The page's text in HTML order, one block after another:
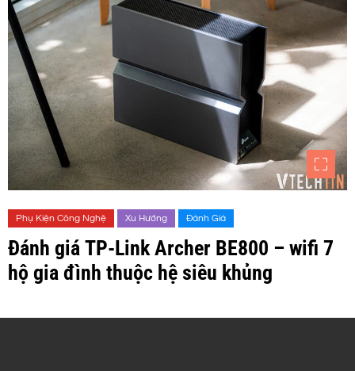
Phụ Kiện Công Nghệ Xu Hướng Đánh Giá
Đánh giá TP-Link Archer BE800 – wifi 7
hộ gia đình thuộc hệ siêu khủng